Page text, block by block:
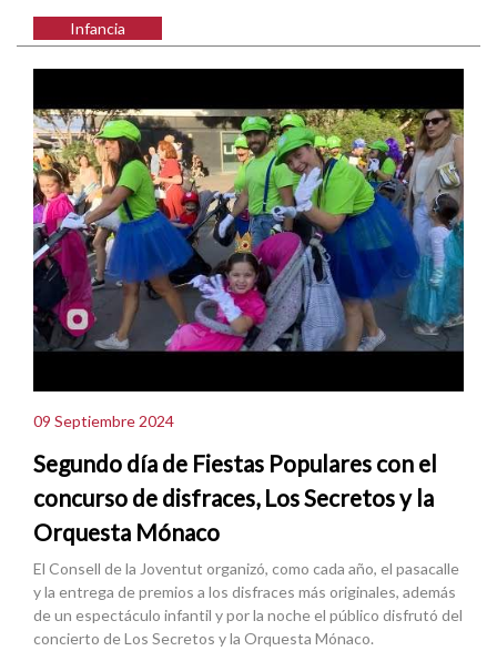
Infancia
09 Septiembre 2024
Segundo día de Fiestas Populares con el
concurso de disfraces, Los Secretos y la
Orquesta Mónaco
El Consell de la Joventut organizó, como cada año, el pasacalle
y la entrega de premios a los disfraces más originales, además
de un espectáculo infantil y por la noche el público disfrutó del
concierto de Los Secretos y la Orquesta Mónaco.